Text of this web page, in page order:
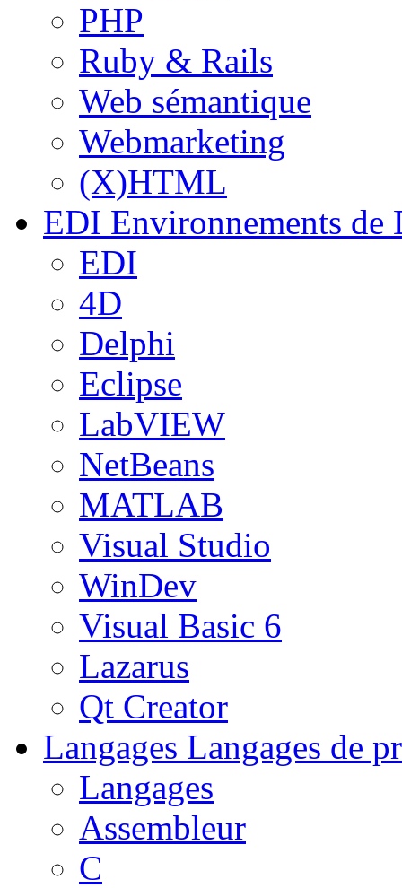
PHP
Ruby & Rails
Web sémantique
Webmarketing
(X)HTML
EDI Environnements de
EDI
4D
Delphi
Eclipse
LabVIEW
NetBeans
MATLAB
Visual Studio
WinDev
Visual Basic 6
Lazarus
Qt Creator
Langages Langages de
Langages
Assembleur
C